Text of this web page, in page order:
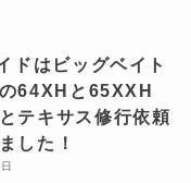
ドはビッグベイト
64XHと65XXH
テキサス修行依頼
した！